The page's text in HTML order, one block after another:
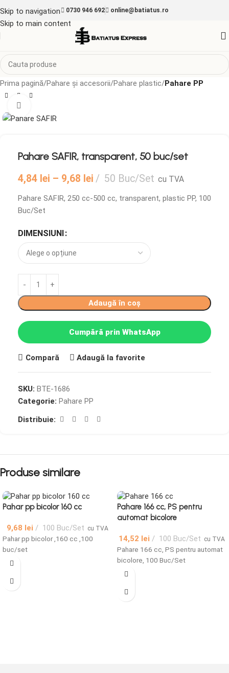
Skip to navigation
Skip to main content
0730 946 692 online@batiatus.ro
Prima pagină Pahare și accesorii Pahare plastic Pahare PP
Pahare SAFIR, transparent, 50 buc/set
4,84 lei – 9,68 lei 50 Buc/Set cu TVA
Pahare SAFIR, 250 cc-500 cc, transparent, plastic PP, 100
Buc/Set
DIMENSIUNI
Adaugă în coș
Cumpără prin WhatsApp
Compară Adaugă la favorite
SKU: BTE-1686
Categorie: Pahare PP
Distribuie:
Produse similare
Pahar pp bicolor 160 cc
9,68 lei 100 Buc/Set cu TVA
Pahar pp bicolor ,160 cc ,100
buc/set
Pahare 166 cc, PS pentru
automat bicolore
14,52 lei 100 Buc/Set cu TVA
Pahare 166 cc, PS pentru automat
bicolore, 100 Buc/Set